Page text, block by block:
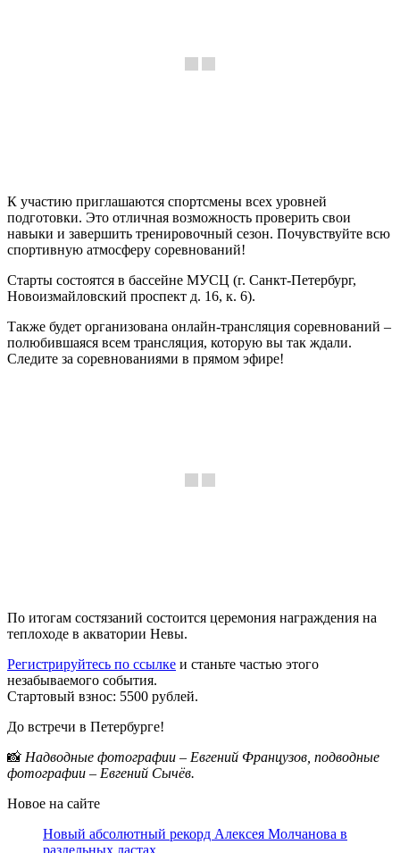
К участию приглашаются спортсмены всех уровней
подготовки. Это отличная возможность проверить свои
навыки и завершить тренировочный сезон. Почувствуйте всю
спортивную атмосферу соревнований!
Старты состоятся в бассейне МУСЦ (г. Санкт-Петербург,
Новоизмайловский проспект д. 16, к. 6).
Также будет организована онлайн-трансляция соревнований –
полюбившаяся всем трансляция, которую вы так ждали.
Следите за соревнованиями в прямом эфире!
По итогам состязаний состоится церемония награждения на
теплоходе в акватории Невы.
Регистрируйтесь по ссылке и станьте частью этого
незабываемого события.
Стартовый взнос: 5500 рублей.
До встречи в Петербурге!
📸 Надводные фотографии – Евгений Французов, подводные
фотографии – Евгений Сычёв.
Новое на сайте
Новый абсолютный рекорд Алексея Молчанова в
раздельных ластах